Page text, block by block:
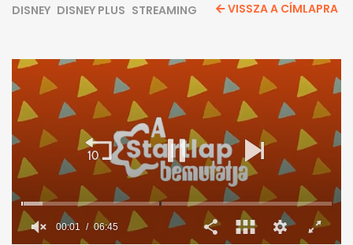
DISNEY DISNEY PLUS STREAMING VISSZA A CÍMLAPRA
00:02 06:45